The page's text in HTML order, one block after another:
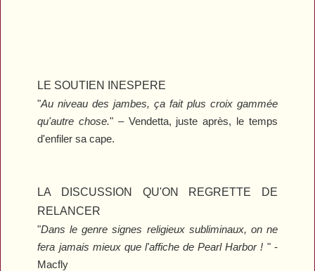
LE SOUTIEN INESPERE
"Au niveau des jambes, ça fait plus croix gammée
qu'autre chose." – Vendetta, juste après, le temps
d'enfiler sa cape.
LA DISCUSSION QU'ON REGRETTE DE
RELANCER
"Dans le genre signes religieux subliminaux, on ne
fera jamais mieux que l'affiche dePearl Harbor! " -
Macfly